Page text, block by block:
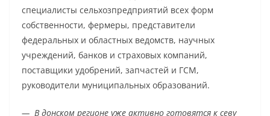
специалисты сельхозпредприятий всех форм
собственности, фермеры, представители
федеральных и областных ведомств, научных
учреждений, банков и страховых компаний,
поставщики удобрений, запчастей и ГСМ,
руководители муниципальных образований.
— В донском регионе уже активно готовятся к севу